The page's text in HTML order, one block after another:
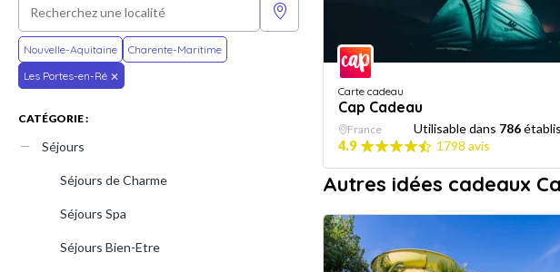
Nouvelle-Aquitaine
Charente-Maritime
Les Portes-en-Ré
CATÉGORIE :
Séjours
Séjours de Charme
Séjours Spa
Séjours Bien-Etre
Carte cadeau
Cap Cadeau
France Utilisable dans 786
4.9
1798 avis
Autres idées cadeaux